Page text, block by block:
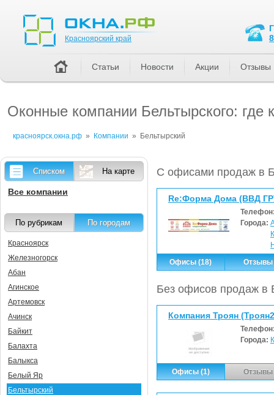
Оконные компании Бельтырского: где
красноярск.окна.рф » Компании » Бельтырский
С офисами продаж в
Re:Форма Дома (ВВД
Города:
Офисы (18)
Отзывы
Без офисов продаж в
Компания Троян
Города:
Офисы (1) Отзывы
Списком На карте
Все компании
По рубрикам По городам
Красноярск
Железногорск
Абан
Агинское
Артемовск
Ачинск
Байкит
Балахта
Балыкса
Белый Яр
Бельтырский
Красноярский край
Статьи Новости Акции Отзывы